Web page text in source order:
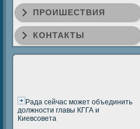
ПРОИШЕСТВИЯ
КОНТАКТЫ
Рада сейчас может объединить
должности главы КГГА и
Киевсовета